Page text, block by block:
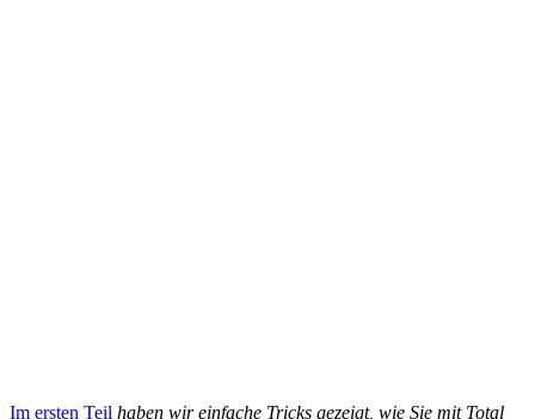
Im ersten Teil haben wir einfache Tricks gezeigt, wie Sie mit Total